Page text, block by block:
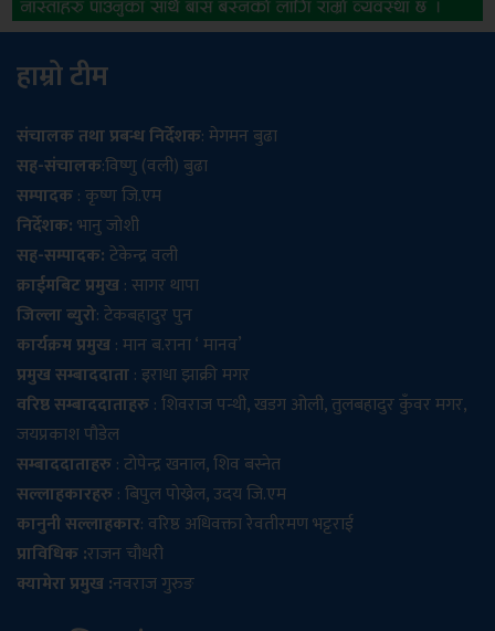
हाम्रो टीम
संचालक तथा प्रबन्ध निर्देशक: मेगमन बुढा
सह-संचालक:विष्णु (वली) बुढा
सम्पादक: कृष्ण जि.एम
निर्देशक:भानु जोशी
सह-सम्पादक:टेकेन्द्र वली
क्राईमबिट प्रमुख: सागर थापा
जिल्ला ब्युरो: टेकबहादुर पुन
कार्यक्रम प्रमुख: मान ब.राना ‘ मानव’
प्रमुख सम्बाददाता: इराधा झाक्री मगर
वरिष्ठ सम्बाददाताहरु: शिवराज पन्थी, खडग ओली, तुलबहादुर कुँवर मगर,
जयप्रकाश पौडेल
सम्बाददाताहरु: टोपेन्द्र खनाल, शिव बस्नेत
सल्लाहकारहरु: बिपुल पोख्रेल, उदय जि.एम
कानुनी सल्लाहकार: वरिष्ठ अधिवक्ता रेवतीरमण भट्टराई
प्राविधिक :राजन चौधरी
क्यामेरा प्रमुख :नवराज गुरुङ